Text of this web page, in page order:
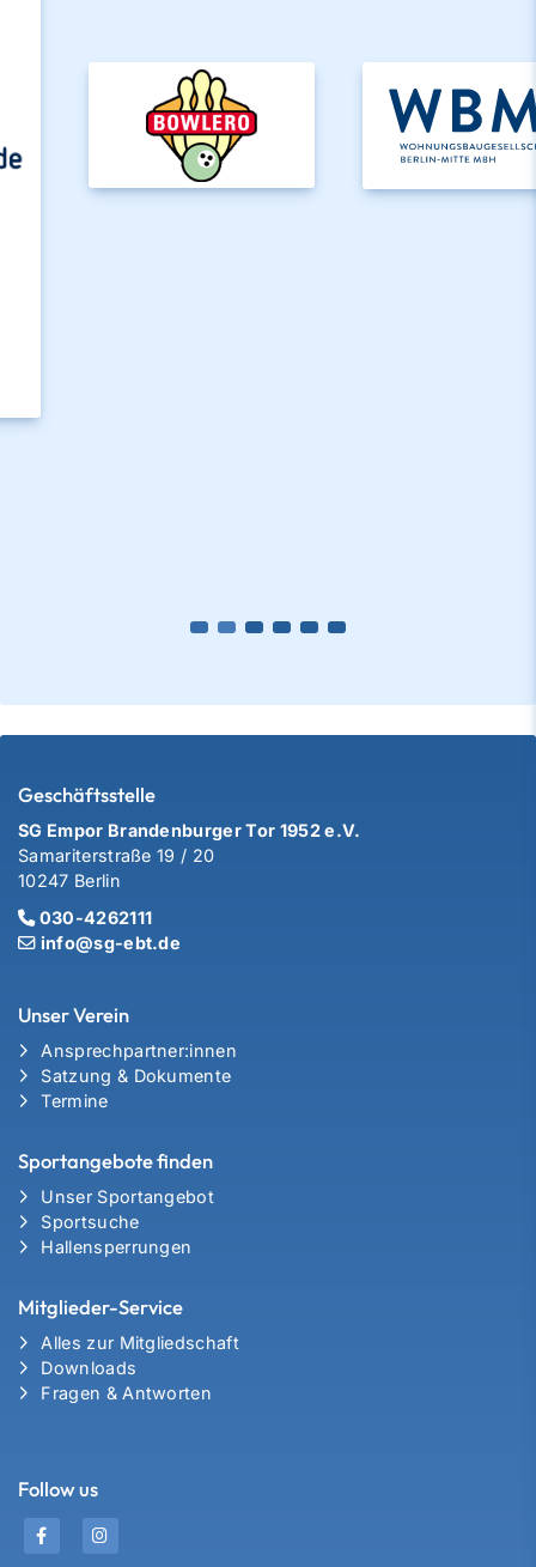
Geschäftsstelle
SG Empor Brandenburger Tor 1952 e.V.
Samariterstraße 19 / 20
10247 Berlin
030-4262111
info@sg-ebt.de
Unser Verein
Ansprechpartner:innen
Satzung & Dokumente
Termine
Sportangebote finden
Unser Sportangebot
Sportsuche
Hallensperrungen
Mitglieder-Service
Alles zur Mitgliedschaft
Downloads
Fragen & Antworten
Follow us